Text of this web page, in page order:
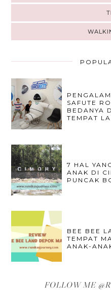
SAFUTE
BEDANYA
TEMPAT
7 HAL
ANAK DI
PUNCAK
BEE BEE
TEMPAT
ANAK-
FOLLOW ME